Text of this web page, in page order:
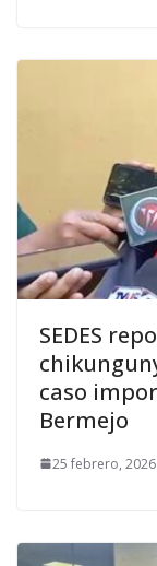
SEDES
caso
Bermejo
25 febrero, 2026